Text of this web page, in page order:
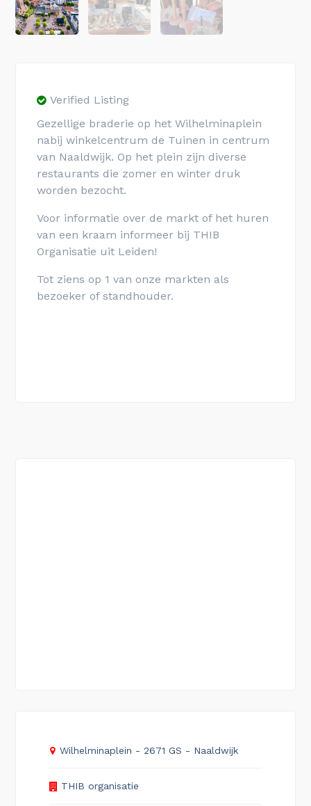
Verified Listing
Gezellige braderie op het Wilhelminaplein
nabij winkelcentrum de Tuinen in centrum
van Naaldwijk. Op het plein zijn diverse
restaurants die zomer en winter druk
worden bezocht.
Voor informatie over de markt of het huren
van een kraam informeer bij THIB
Organisatie uit Leiden!
Tot ziens op 1 van onze markten als
bezoeker of standhouder.
Wilhelminaplein - 2671 GS - Naaldwijk
THIB organisatie